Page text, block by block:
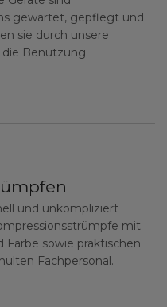
gewartet, gepflegt und
sie durch unsere
die Benutzung
und unkompliziert
mit
Farbe sowie praktischen
Fachpersonal.